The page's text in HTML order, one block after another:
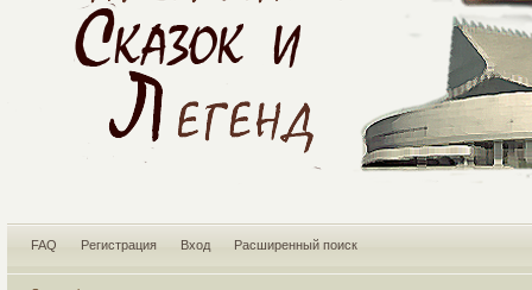
FAQ Регистрация Вход Расширенный поиск